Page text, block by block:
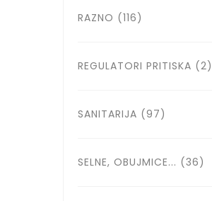
RAZNO (116)
REGULATORI PRITISKA (2)
SANITARIJA (97)
SELNE, OBUJMICE... (36)